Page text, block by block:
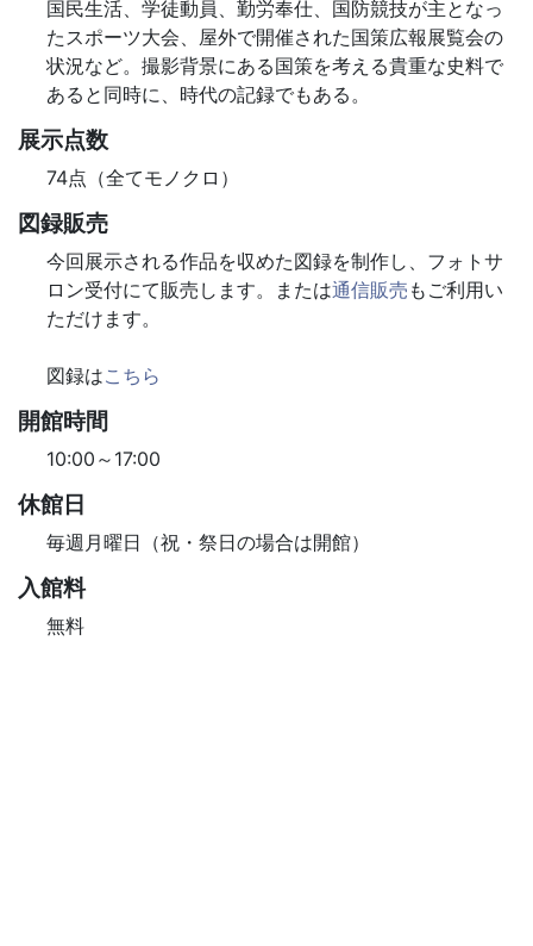
国民生活、学徒動員、勤労奉仕、国防競技が主となっ
たスポーツ大会、屋外で開催された国策広報展覧会の
状況など。撮影背景にある国策を考える貴重な史料で
あると同時に、時代の記録でもある。
展示点数
74点（全てモノクロ）
図録販売
今回展示される作品を収めた図録を制作し、フォトサ
ロン受付にて販売します。または通信販売 もご利用い
ただけます。
図録はこちら
開館時間
10:00～17:00
休館日
毎週月曜日（祝・祭日の場合は開館）
入館料
無料